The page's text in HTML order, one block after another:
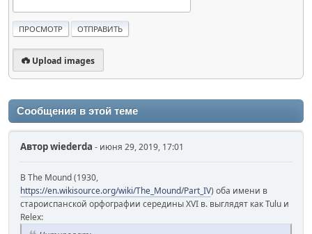
Upload images
Сообщения в этой теме
Авторwiederda - июня 29, 2019, 17:01
В The Mound (1930,
https://en.wikisource.org/wiki/The_Mound/Part_IV) оба имени в
староиспанской орфографии середины XVI в. выглядят как Tulu и
Relex: